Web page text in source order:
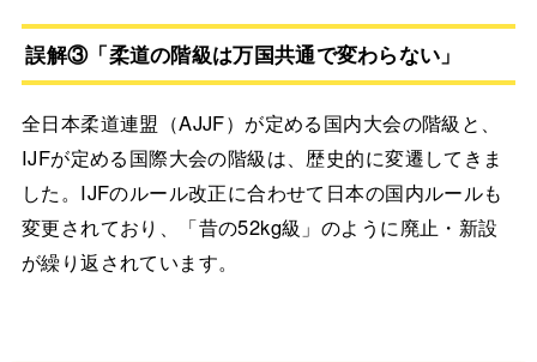
誤解③「柔道の階級は万国共通で変わらない」
全日本柔道連盟（AJJF）が定める国内大会の階級と、
IJFが定める国際大会の階級は、歴史的に変遷してきま
した。IJFのルール改正に合わせて日本の国内ルールも
変更されており、「昔の52kg級」のように廃止・新設
が繰り返されています。